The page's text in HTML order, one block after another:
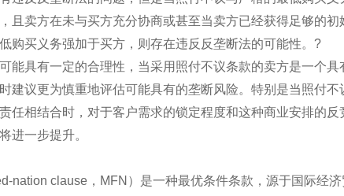
且卖方在未与买方充分协商或甚至当卖方已经获得足够的初
购买义务强加于买方，则存在违反反垄断法的可能性。?
能具有一定的合理性，当采用照付不议条款的卖方是一个具
建议更为慎重地评估可能具有的垄断风险。特别是当照付不
任相结合时，对于客户需求的锁定程度和这种商业安排的反
进一步提升。
nation clause，MFN）是一种最优条件条款，源于国际经